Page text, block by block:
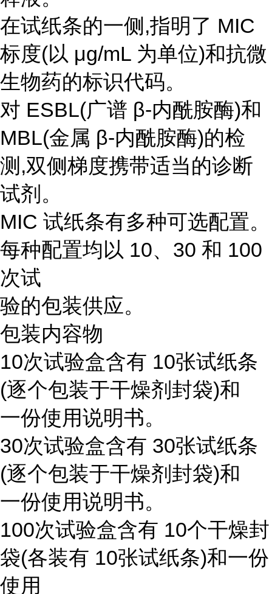
在试纸条的一侧,指明了 MIC
标度(以 μg/mL 为单位)和抗微
生物药的标识代码。
对 ESBL(广谱 β-内酰胺酶)和
MBL(金属 β-内酰胺酶)的检
测,双侧梯度携带适当的诊断
试剂。
MIC 试纸条有多种可选配置。
每种配置均以 10、30 和 100
次试
验的包装供应。
包装内容物
10次试验盒含有 10张试纸条
(逐个包装于干燥剂封袋)和
一份使用说明书。
30次试验盒含有 30张试纸条
(逐个包装于干燥剂封袋)和
一份使用说明书。
100次试验盒含有 10个干燥封
袋(各装有 10张试纸条)和一份
使用